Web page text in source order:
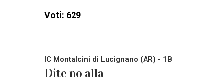
Voti: 629
IC Montalcini di Lucignano (AR) - 1B
Dite no alla